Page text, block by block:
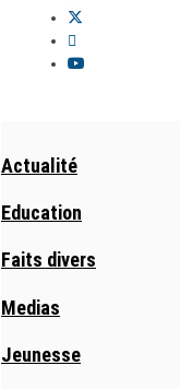
Actualité
Education
Faits divers
Medias
Jeunesse